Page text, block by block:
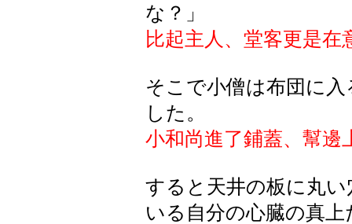
な？」
比起主人、堂客更是在
そこで小僧は布団に
した。
小和尚進了鋪蓋、幫邊
すると天井の板に丸
いる自分の心臓の真